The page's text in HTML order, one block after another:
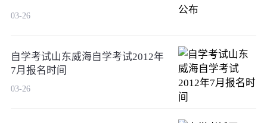
03-26
自学考试山东威海自学考试2012年
7月报名时间
03-26